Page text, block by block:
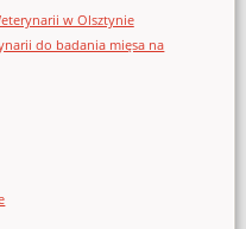
w Olsztynie
do badania mięsa na